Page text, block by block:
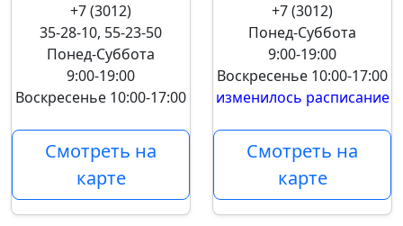
+7 (3012)
35-28-10, 55-23-50
Понед-Суббота
9:00-19:00
Воскресенье 10:00-17:00
Смотреть на
карте
+7 (3012)
Понед-Суббота
9:00-19:00
Воскресенье 10:00-17:00
изменилось расписание
Смотреть на
карте